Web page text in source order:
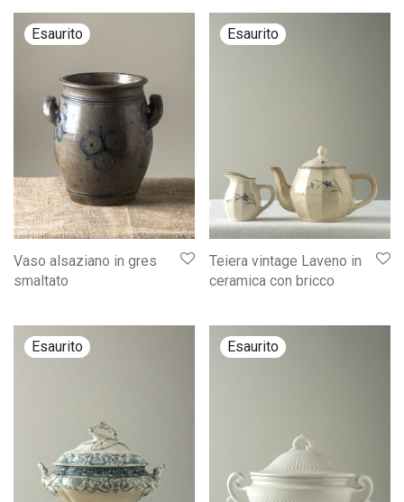
Vaso alsaziano in gres
smaltato
Teiera vintage Laveno in
ceramica con bricco